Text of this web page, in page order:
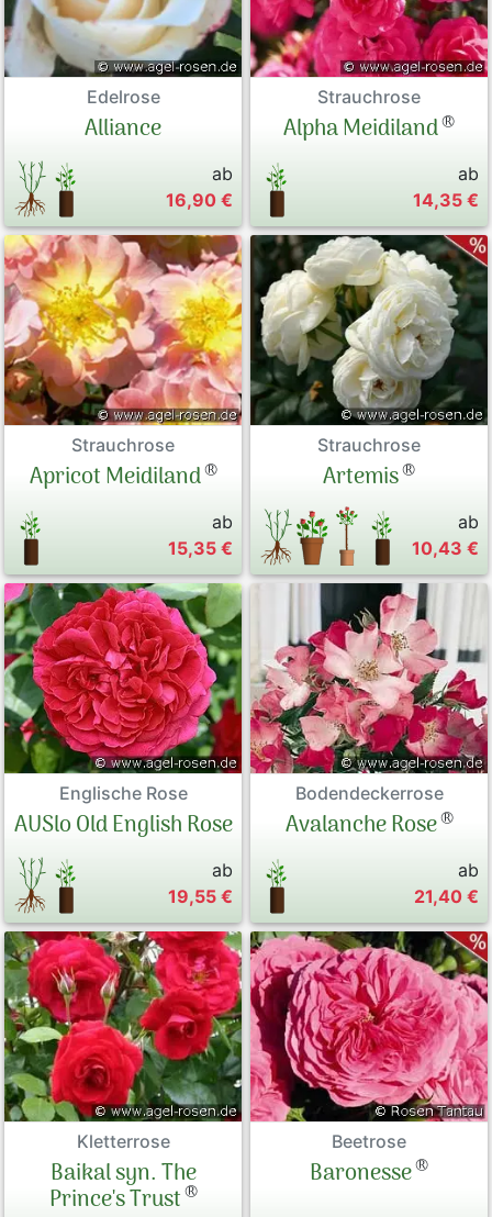
Edelrose
Alliance
ab
16,90 €
Strauchrose
Alpha Meidiland®
ab
14,35 €
Strauchrose
Apricot Meidiland®
ab
15,35 €
Strauchrose
Artemis®
ab
10,43 €
Englische Rose
AUSlo Old English Rose
ab
19,55 €
Bodendeckerrose
Avalanche Rose®
ab
21,40 €
Kletterrose
Baikal syn. The
Prince's Trust®
Beetrose
Baronesse®